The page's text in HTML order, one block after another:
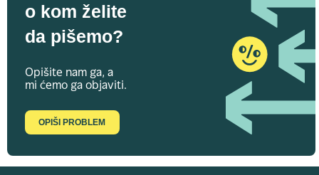
o kom želite
da pišemo?
Opišite nam ga, a
mi ćemo ga objaviti.
OPIŠI PROBLEM